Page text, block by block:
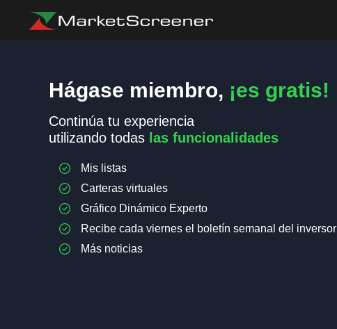
Hágase miembro, ¡es gratis!
Continúa tu experiencia
utilizando todas las funcionalidades
Mis listas
Carteras virtuales
Gráfico Dinámico Experto
Recibe cada viernes el boletín semanal del inversor
Más noticias